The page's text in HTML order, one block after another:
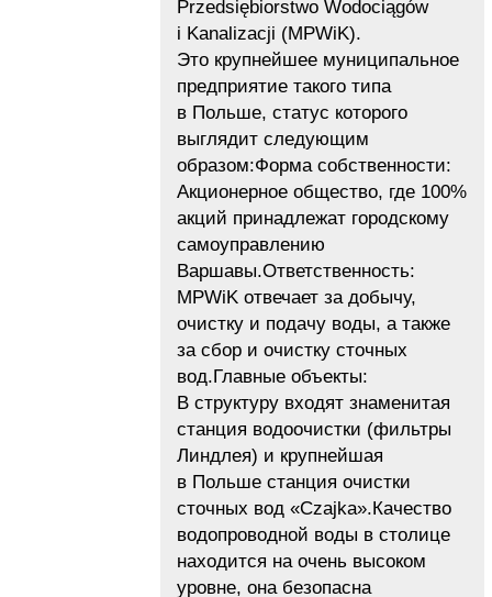
Przedsiębiorstwo Wodociągów
i Kanalizacji (MPWiK).
Это крупнейшее муниципальное
предприятие такого типа
в Польше, статус которого
выглядит следующим
образом:Форма собственности:
Акционерное общество, где 100%
акций принадлежат городскому
самоуправлению
Варшавы.Ответственность:
MPWiK отвечает за добычу,
очистку и подачу воды, а также
за сбор и очистку сточных
вод.Главные объекты:
В структуру входят знаменитая
станция водоочистки (фильтры
Линдлея) и крупнейшая
в Польше станция очистки
сточных вод «Czajka».Качество
водопроводной воды в столице
находится на очень высоком
уровне, она безопасна